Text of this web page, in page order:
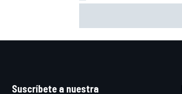
Suscríbete a nuestra